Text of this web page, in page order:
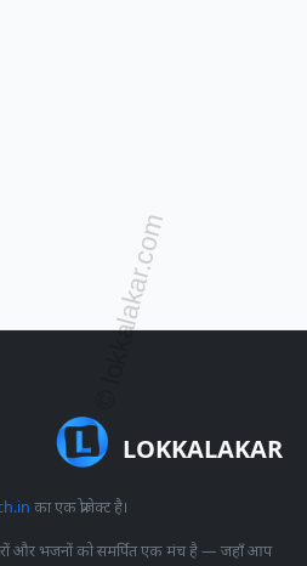
LOKKALAKAR
का एक प्रोजेक्ट है।
और भजनों को समर्पित एक मंच है — जहाँ आप